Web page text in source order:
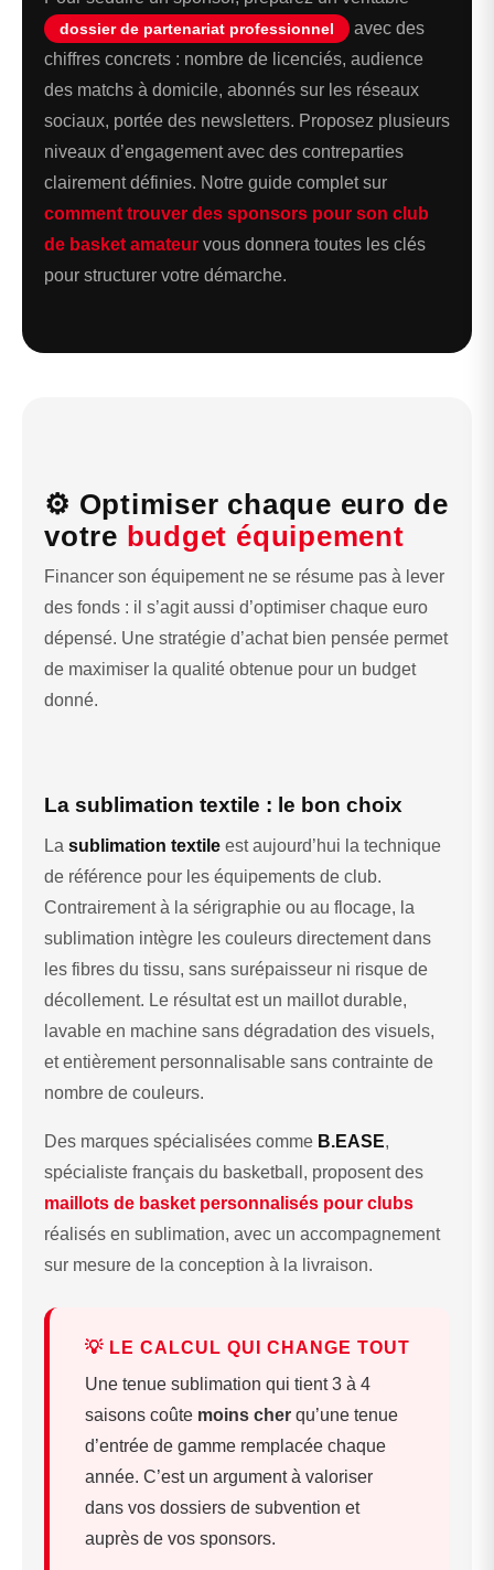
dossier de partenariat professionnel
avec des
chiffres concrets : nombre de licenciés, audience
des matchs à domicile, abonnés sur les réseaux
sociaux, portée des newsletters. Proposez plusieurs
niveaux d’engagement avec des contreparties
clairement définies. Notre guide complet sur
comment trouver des sponsors pour son club
de basket amateur vous donnera toutes les clés
pour structurer votre démarche.
⚙️ Optimiser chaque euro de
votre budget équipement
Financer son équipement ne se résume pas à lever
des fonds : il s’agit aussi d’optimiser chaque euro
dépensé. Une stratégie d’achat bien pensée permet
de maximiser la qualité obtenue pour un budget
donné.
La sublimation textile : le bon choix
La sublimation textile est aujourd’hui la technique
de référence pour les équipements de club.
Contrairement à la sérigraphie ou au flocage, la
sublimation intègre les couleurs directement dans
les fibres du tissu, sans surépaisseur ni risque de
décollement. Le résultat est un maillot durable,
lavable en machine sans dégradation des visuels,
et entièrement personnalisable sans contrainte de
nombre de couleurs.
Des marques spécialisées comme B.EASE,
spécialiste français du basketball, proposent des
maillots de basket personnalisés pour clubs
réalisés en sublimation, avec un accompagnement
sur mesure de la conception à la livraison.
💡 LE CALCUL QUI CHANGE TOUT
Une tenue sublimation qui tient 3 à 4
saisons coûte moins cher qu’une tenue
d’entrée de gamme remplacée chaque
année. C’est un argument à valoriser
dans vos dossiers de subvention et
auprès de vos sponsors.